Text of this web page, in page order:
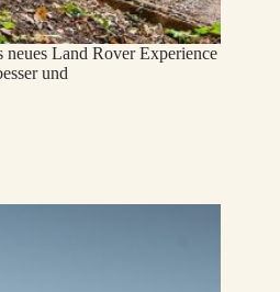
neues Land Rover Experience
und